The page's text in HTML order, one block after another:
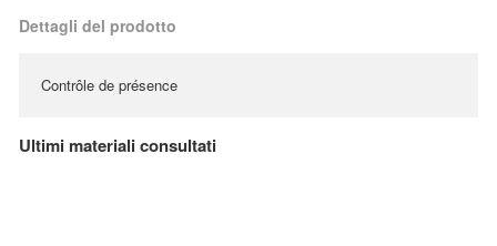
Dettagli del prodotto
Contrôle de présence
Ultimi materiali consultati